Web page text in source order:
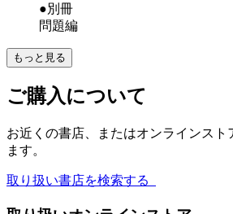
●別冊
問題編
もっと見る
ご購入について
お近くの書店、またはオンラインスト
ます。
取り扱い書店を検索する